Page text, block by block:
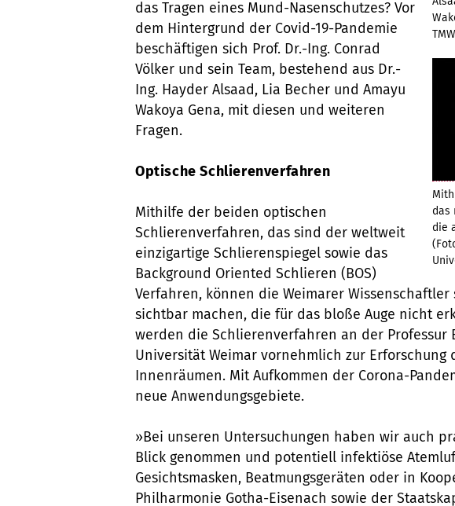
das
die
das Tragen eines Mund-Nasenschutzes? Vor
dem Hintergrund der Covid-19-Pandemie
beschäftigen sich Prof. Dr.-Ing. Conrad
Völker und sein Team, bestehend aus Dr.-
Ing. Hayder Alsaad, Lia Becher und Amayu
Wakoya Gena, mit diesen und weiteren
Fragen.
Optische Schlierenverfahren
Mithilfe der beiden optischen
Schlierenverfahren, das sind der weltweit
einzigartige Schlierenspiegel sowie das
Background Oriented Schlieren (BOS)
Verfahren, können die Weimarer
sichtbar machen, die für das bloße Auge nicht
werden die Schlierenverfahren an der Professur
Universität Weimar vornehmlich zur Erforschung
Innenräumen. Mit Aufkommen der Corona-
neue Anwendungsgebiete.
»Bei unseren Untersuchungen haben wir auch
Blick genommen und potentiell infektiöse
Gesichtsmasken, Beatmungsgeräten oder in
Philharmonie Gotha-Eisenach sowie der